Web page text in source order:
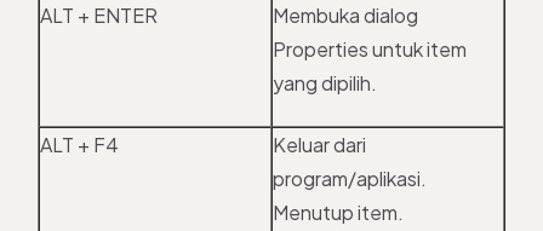
ALT + ENTER
Membuka dialog
Properties untuk item
yang dipilih.
ALT + F4
Keluar dari
program/aplikasi.
Menutup item.